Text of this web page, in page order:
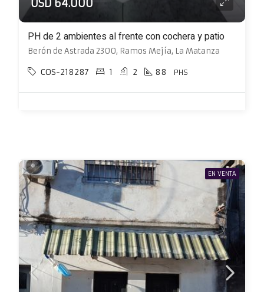
USD 64.000
PH de 2 ambientes al frente con cochera y patio
Berón de Astrada 2300, Ramos Mejía, La Matanza
COS-218287 1 2 88 PHS
EN VENTA